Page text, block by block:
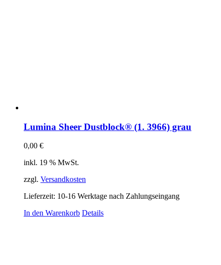
Lumina Sheer Dustblock® (1. 3966) grau
0,00 €
inkl. 19 % MwSt.
zzgl. Versandkosten
Lieferzeit: 10-16 Werktage nach Zahlungseingang
In den Warenkorb Details